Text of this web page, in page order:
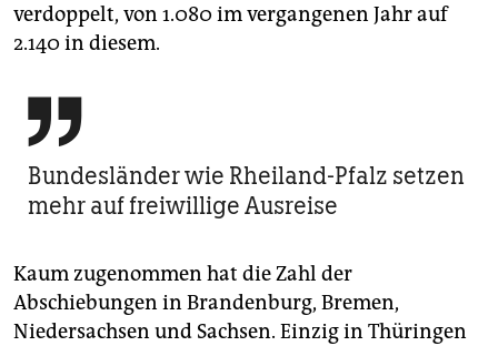
verdoppelt, von 1.080 im vergangenen Jahr auf
2.140 in diesem.

Bundesländer wie Rheiland-Pfalz setzen
mehr auf freiwillige Ausreise
Kaum zugenommen hat die Zahl der
Abschiebungen in Brandenburg, Bremen,
Niedersachsen und Sachsen. Einzig in Thüringen